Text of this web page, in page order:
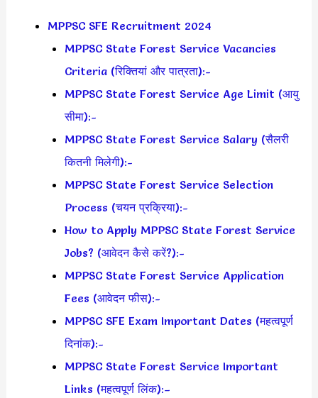
MPPSC SFE Recruitment 2024
MPPSC State Forest Service Vacancies
Criteria (रिक्तियां और पात्रता):-
MPPSC State Forest Service Age Limit (आयु
सीमा):-
MPPSC State Forest Service Salary (सैलरी
कितनी मिलेगी):-
MPPSC State Forest Service Selection
Process (चयन प्रक्रिया):-
How to Apply MPPSC State Forest Service
Jobs? (आवेदन कैसे करें?):-
MPPSC State Forest Service Application
Fees (आवेदन फीस):-
MPPSC SFE Exam Important Dates (महत्वपूर्ण
दिनांक):-
MPPSC State Forest Service Important
Links (महत्वपूर्ण लिंक):–